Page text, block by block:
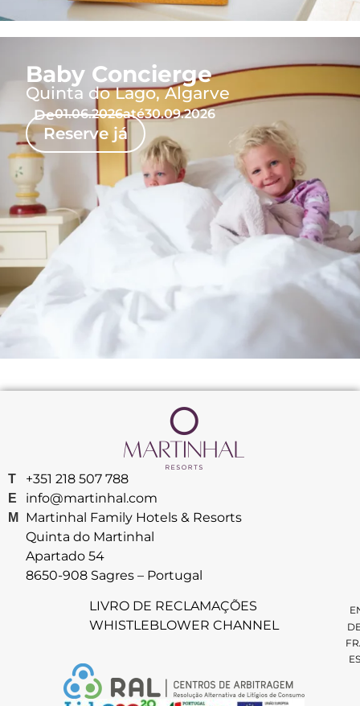
Baby Concierge
Quinta do Lago, Algarve
Reserve já
De01.06.2026até30.09.2026
T
E
M
+351 218 507 788
info@martinhal.com
Martinhal Family Hotels & Resorts
Quinta do Martinhal
Apartado 54
8650-908 Sagres – Portugal
LIVRO DE RECLAMAÇÕES
WHISTLEBLOWER CHANNEL